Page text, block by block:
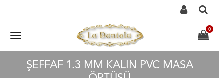
ŞEFFAF 1.3 MM KALIN PVC MASA